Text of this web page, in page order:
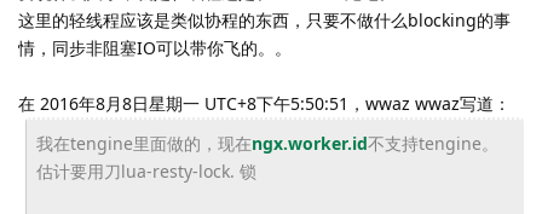
这里的轻线程应该是类似协程的东西，只要不做什么blocking的事
情，同步非阻塞IO可以带你飞的。。
在 2016年8月8日星期一 UTC+8下午5:50:51，wwaz wwaz写道：
我在tengine里面做的，现在ngx.worker.id不支持tengine。
估计要用刀lua-resty-lock. 锁